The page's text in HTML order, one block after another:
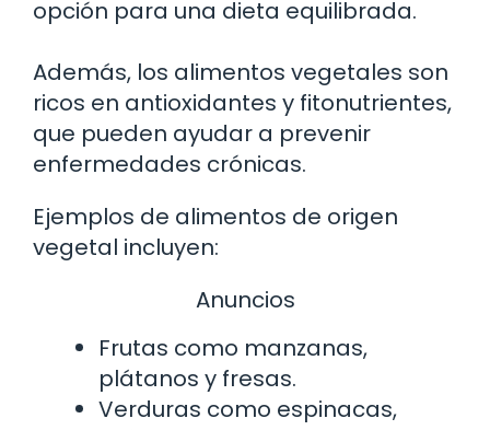
opción para una dieta equilibrada.
Además, los alimentos vegetales son
ricos en antioxidantes y fitonutrientes,
que pueden ayudar a prevenir
enfermedades crónicas.
Ejemplos de alimentos de origen
vegetal incluyen:
Anuncios
Frutas como manzanas,
plátanos y fresas.
Verduras como espinacas,